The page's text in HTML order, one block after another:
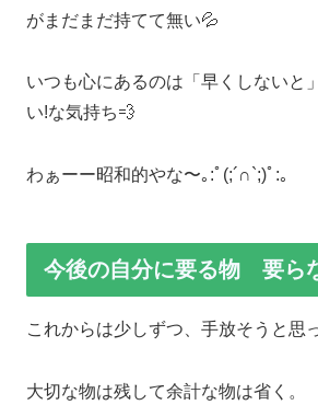
がまだまだ持てて無い💦
いつも心にあるのは「早くしないと
い!な気持ち💨
わぁーー昭和的やな〜｡:ﾟ(;´∩`;)ﾟ:｡
今後の自分に要る物 要ら
これからは少しずつ、手放そうと思
大切な物は残して余計な物は省く。